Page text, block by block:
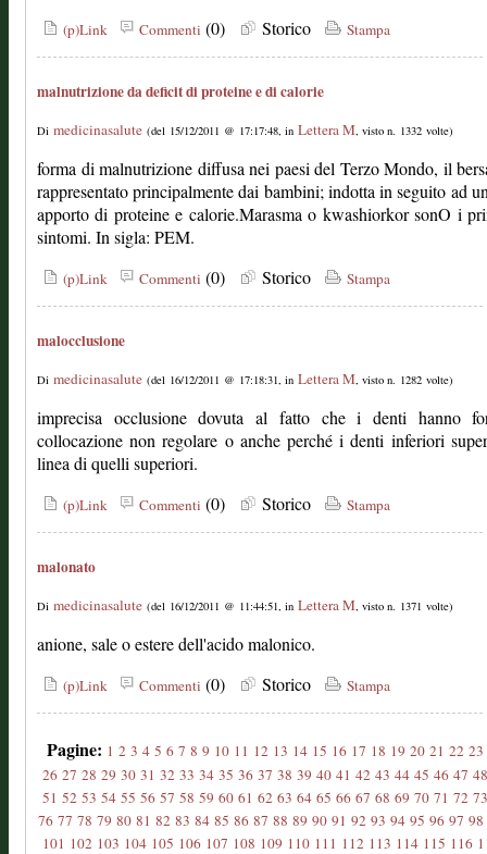
(p)Link Commenti (0) Storico Stampa
malnutrizione da deficit di proteine e di calorie
Di medicinasalute (del 15/12/2011 @ 17:17:48, in Lettera M, visto n. 1332 volte)
forma di malnutrizione diffusa nei paesi del Terzo Mondo, il
rappresentato principalmente dai bambini; indotta in seguito ad
apporto di proteine e calorie.Marasma o kwashiorkor sonO i
sintomi. In sigla: PEM.
(p)Link Commenti (0) Storico Stampa
malocclusione
Di medicinasalute (del 16/12/2011 @ 17:18:31, in Lettera M, visto n. 1282 volte)
imprecisa occlusione dovuta al fatto che i denti hanno
collocazione non regolare o anche perché i denti inferiori
linea di quelli superiori.
(p)Link Commenti (0) Storico Stampa
malonato
Di medicinasalute (del 16/12/2011 @ 11:44:51, in Lettera M, visto n. 1371 volte)
anione, sale o estere dell'acido malonico.
(p)Link Commenti (0) Storico Stampa
Pagine: 1 2 3 4 5 6 7 8 9 10 11 12 13 14 15 16 17 18 19 20 21 22 23
26 27 28 29 30 31 32 33 34 35 36 37 38 39 40 41 42 43 44 45 46 47 48
51 52 53 54 55 56 57 58 59 60 61 62 63 64 65 66 67 68 69 70 71 72 73
76 77 78 79 80 81 82 83 84 85 86 87 88 89 90 91 92 93 94 95 96 97 98
101 102 103 104 105 106 107 108 109 110 111 112 113 114 115 116